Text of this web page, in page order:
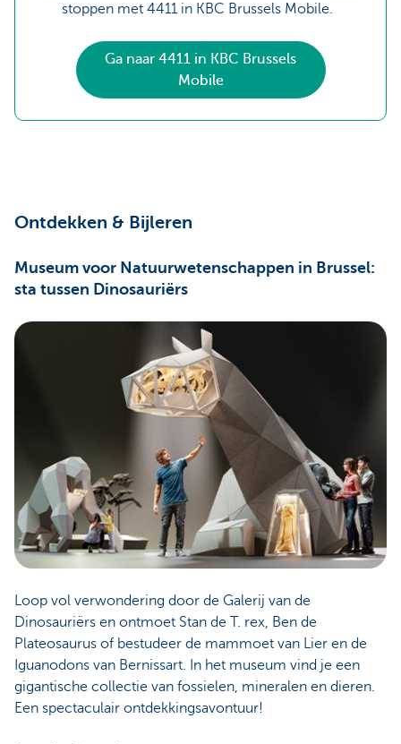
stoppen met 4411 in KBC Brussels Mobile.
Ga naar 4411 in KBC Brussels
Mobile
Ontdekken & Bijleren
Museum voor Natuurwetenschappen in Brussel:
sta tussen Dinosauriërs
Loop vol verwondering door de Galerij van de
Dinosauriërs en ontmoet Stan de T. rex, Ben de
Plateosaurus of bestudeer de mammoet van Lier en de
Iguanodons van Bernissart. In het museum vind je een
gigantische collectie van fossielen, mineralen en dieren.
Een spectaculair ontdekkingsavontuur!